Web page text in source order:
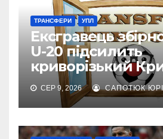
ТРАНСФЕРИ УПЛ
Ексгравець
U-20 підсилить
криворізький
СЕР 9, 2026 САПОТЮК